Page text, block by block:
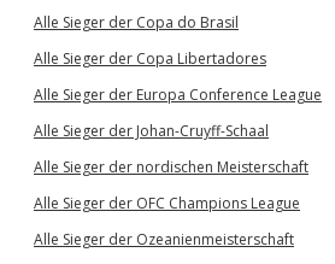
Alle Sieger der Copa do Brasil
Alle Sieger der Copa Libertadores
Alle Sieger der Europa Conference League
Alle Sieger der Johan-Cruyff-Schaal
Alle Sieger der nordischen Meisterschaft
Alle Sieger der OFC Champions League
Alle Sieger der Ozeanienmeisterschaft